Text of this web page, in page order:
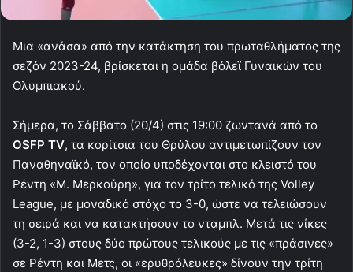
Μια «ανάσα» από την κατάκτηση του πρωταθλήματος της
σεζόν 2023-24, βρίσκεται η ομάδα βόλεϊ Γυναικών του
Ολυμπιακού.
Σήμερα, το Σάββατο (20/4) στις 19:00 ζωντανά από το
OSFP TV, τα κορίτσια του Θρύλου αντιμετωπίζουν τον
Παναθηναϊκό, τον οποίο υποδέχονται στο κλειστό του
Ρέντη «Μ. Μερκούρη», για τον τρίτο τελικό της Volley
League, με μοναδικό στόχο το 3-0, ώστε να τελειώσουν
τη σειρά και να κατακτήσουν το νταμπλ. Μετά τις νίκες
(3-2, 1-3) στους δύο πρώτους τελικούς με τις «πράσινες»
σε Ρέντη και Μετς, οι «ερυθρόλευκες» δίνουν την τρίτη